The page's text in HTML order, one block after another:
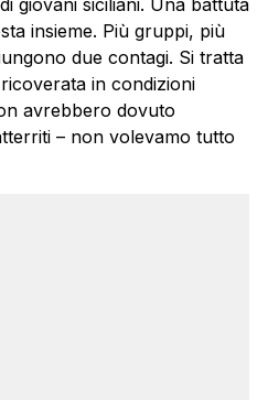
insieme. Più gruppi, più
due contagi. Si tratta
in condizioni
avrebbero dovuto
– non volevamo tutto